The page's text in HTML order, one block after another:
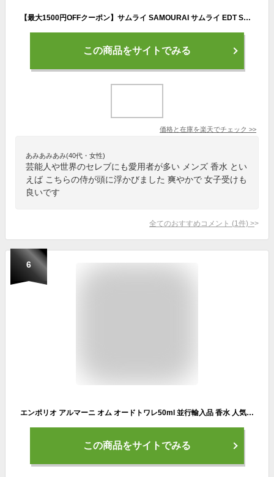
【最大1500円OFFクーポン】サムライ SAMOURAI サムライ EDT SP 100ml 【香水】【当日出荷_休止中】
この商品をサイトでみる
価格と在庫を楽天でチェック >>
あみあみあみ(40代・女性)
芸能人や世界のセレブにも愛用者が多い メンズ 香水 とい
えば こちらの侍が頭に浮かびました 爽やかで 女子受けも
良いです
全てのおすすめコメント (1 件) >
6
エンポリオ アルマーニ オム オードトワレ50ml 並行輸入品 香水 人気ブランド プレゼント 父の日 母の日 クリスマス ギフト 誕生日 メンズ レディース 送料無料 フレグランス パフューム 仕事用 デート用 大人 20代 30代 40代 50代 初心者 おすすめ
この商品をサイトでみる